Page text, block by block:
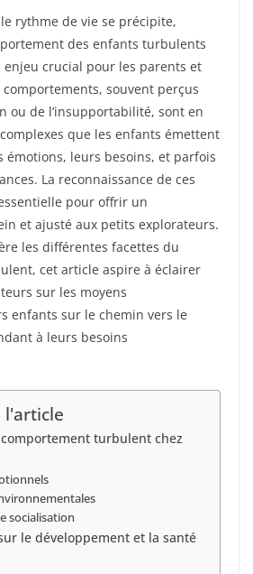
rythme de vie se précipite,
des enfants turbulents
crucial pour les parents et
comportements, souvent perçus
ou de l’insupportabilité, sont en
que les enfants émettent
émotions, leurs besoins, et parfois
La reconnaissance de ces
pour offrir un
et ajusté aux petits explorateurs.
les différentes facettes du
cet article aspire à éclairer
sur les moyens
enfants sur le chemin vers le
à leurs besoins
l'article
turbulent chez
socialisation
le développement et la santé